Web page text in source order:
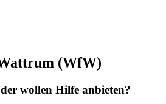
(WfW)
wollen Hilfe anbieten?